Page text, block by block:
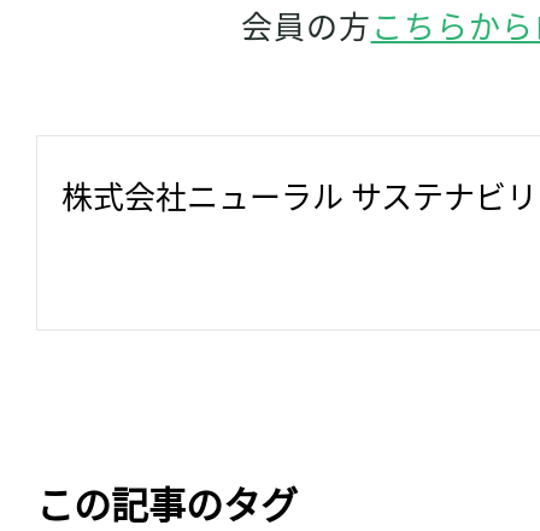
会員の方こちらか
株式会社ニューラル サステナビ
この記事のタグ